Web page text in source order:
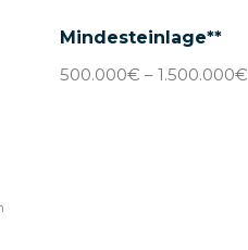
Mindesteinlage**
500.000€ – 1.500.000€